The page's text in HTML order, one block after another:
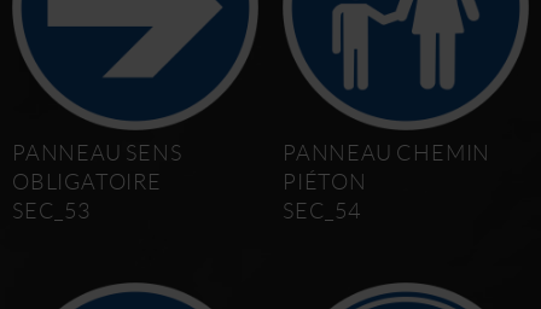
PANNEAU SENS
OBLIGATOIRE
SEC_53
PANNEAU CHEMIN
PIÉTON
SEC_54